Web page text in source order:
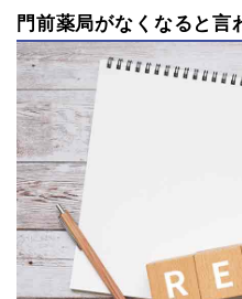
門前薬局がなくなると言